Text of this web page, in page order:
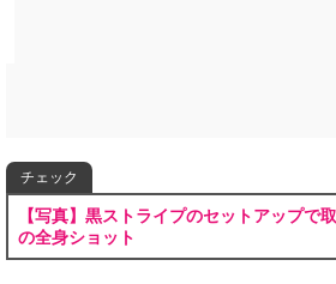
チェック
【写真】黒ストライプのセットアップで
の全身ショット